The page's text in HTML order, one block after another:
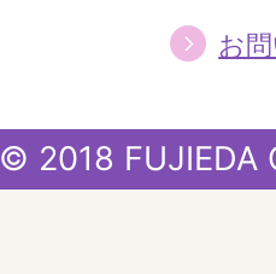
お
© 2018 FUJIEDA